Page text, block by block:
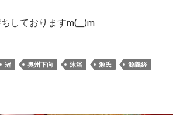
しておりますm(__)m
冠 奥州下向 沐浴 源氏
源義経